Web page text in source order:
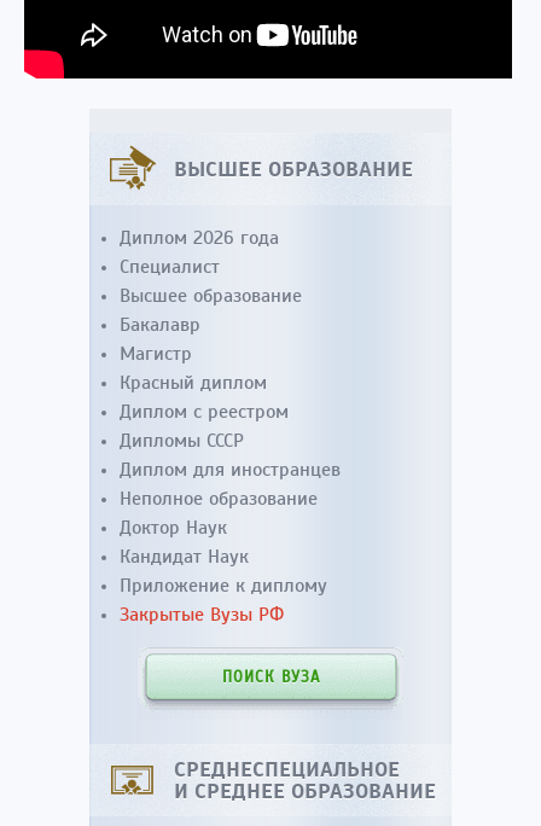
ВЫСШЕЕ ОБРАЗОВАНИЕ
Диплом 2026 года
Специалист
Высшее образование
Бакалавр
Магистр
Красный диплом
Диплом с реестром
Дипломы СССР
Диплом для иностранцев
Неполное образование
Доктор Наук
Кандидат Наук
Приложение к диплому
Закрытые Вузы РФ
ПОИСК ВУЗА
СРЕДНЕСПЕЦИАЛЬНОЕ
И СРЕДНЕЕ ОБРАЗОВАНИЕ